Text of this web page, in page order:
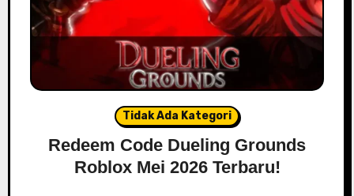
Tidak Ada Kategori
Redeem Code Dueling Grounds
Roblox Mei 2026 Terbaru!